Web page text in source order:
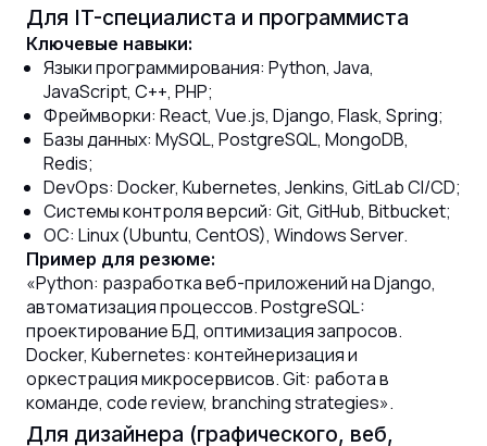
Для IT-специалиста и программиста
Ключевые навыки:
Языки программирования: Python, Java,
JavaScript, C++, PHP;
Фреймворки: React, Vue.js, Django, Flask, Spring;
Базы данных: MySQL, PostgreSQL, MongoDB,
Redis;
DevOps: Docker, Kubernetes, Jenkins, GitLab CI/CD;
Системы контроля версий: Git, GitHub, Bitbucket;
ОС: Linux (Ubuntu, CentOS), Windows Server.
Пример для резюме:
«Python: разработка веб-приложений на Django,
автоматизация процессов. PostgreSQL:
проектирование БД, оптимизация запросов.
Docker, Kubernetes: контейнеризация и
оркестрация микросервисов. Git: работа в
команде, code review, branching strategies».
Для дизайнера (графического, веб,